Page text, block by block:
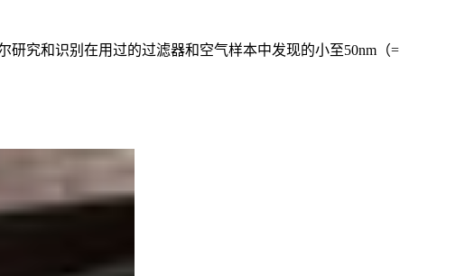
研究和识别在用过的过滤器和空气样本中发现的小至50nm（=